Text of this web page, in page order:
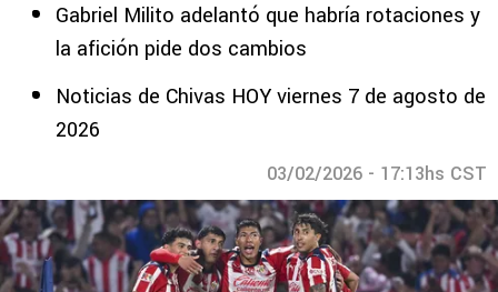
Gabriel Milito adelantó que habría rotaciones y
la afición pide dos cambios
Noticias de Chivas HOY viernes 7 de agosto de
2026
03/02/2026 - 17:13hs CST